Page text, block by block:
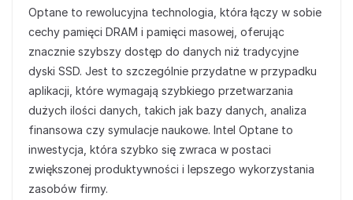
Optane to rewolucyjna technologia, która łączy w sobie
cechy pamięci DRAM i pamięci masowej, oferując
znacznie szybszy dostęp do danych niż tradycyjne
dyski SSD. Jest to szczególnie przydatne w przypadku
aplikacji, które wymagają szybkiego przetwarzania
dużych ilości danych, takich jak bazy danych, analiza
finansowa czy symulacje naukowe. Intel Optane to
inwestycja, która szybko się zwraca w postaci
zwiększonej produktywności i lepszego wykorzystania
zasobów firmy.